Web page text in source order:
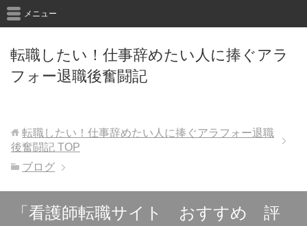
転職したい！仕事辞めたい人に捧ぐアラ
フォー退職後奮闘記
メニュー
転職したい！仕事辞めたい人に捧ぐアラフォー退職
後奮闘記 TOP
ブログ
「看護師転職サイト おすすめ 評